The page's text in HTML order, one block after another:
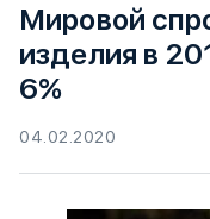
Мировой
изделия в
6%
04.02.2020